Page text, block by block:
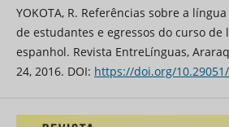
YOKOTA, R. Referências sobre a
de estudantes e egressos do curso de
espanhol. Revista EntreLínguas,
24, 2016. DOI: https://doi.org/